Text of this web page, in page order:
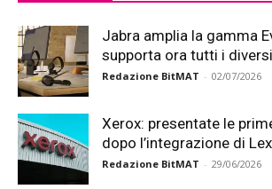
Jabra amplia la gamma
supporta ora tutti i
Redazione BitMAT - 02/07/2026
Xerox: presentate le
dopo l’integrazione di
Redazione BitMAT - 29/06/2026